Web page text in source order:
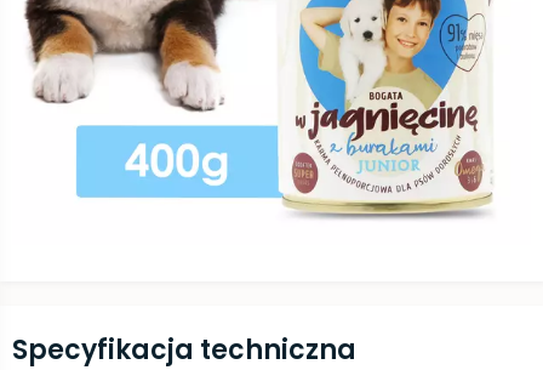
Specyfikacja techniczna